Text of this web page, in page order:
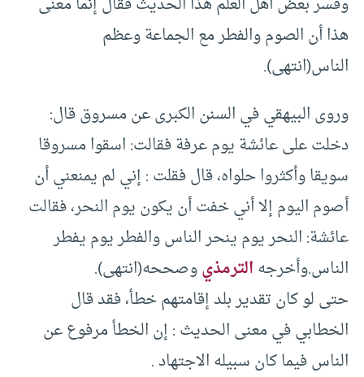
هذا أن الصوم والفطر مع الجماعة وعظم
الناس(انتهى).
وروى البيهقي في السنن الكبرى عن مسروق قال:
دخلت على عائشة يوم عرفة فقالت: اسقوا مسروقا
سويقا وأكثروا حلواه، قال فقلت : إني لم يمنعني أن
أصوم اليوم إلا أني خفت أن يكون يوم النحر، فقالت
عائشة: النحر يوم ينحر الناس والفطر يوم يفطر
الناس.وأخرجهالترمذيوصححه(انتهى).
حتى لو كان تقدير بلد إقامتهم خطأ، فقد قال
الخطابي في معنى الحديث : إن الخطأ مرفوع عن
الناس فيما كان سبيله الاجتهاد .